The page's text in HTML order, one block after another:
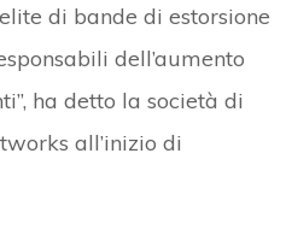
di bande di estorsione
dell’aumento
ha detto la società di
all’inizio di